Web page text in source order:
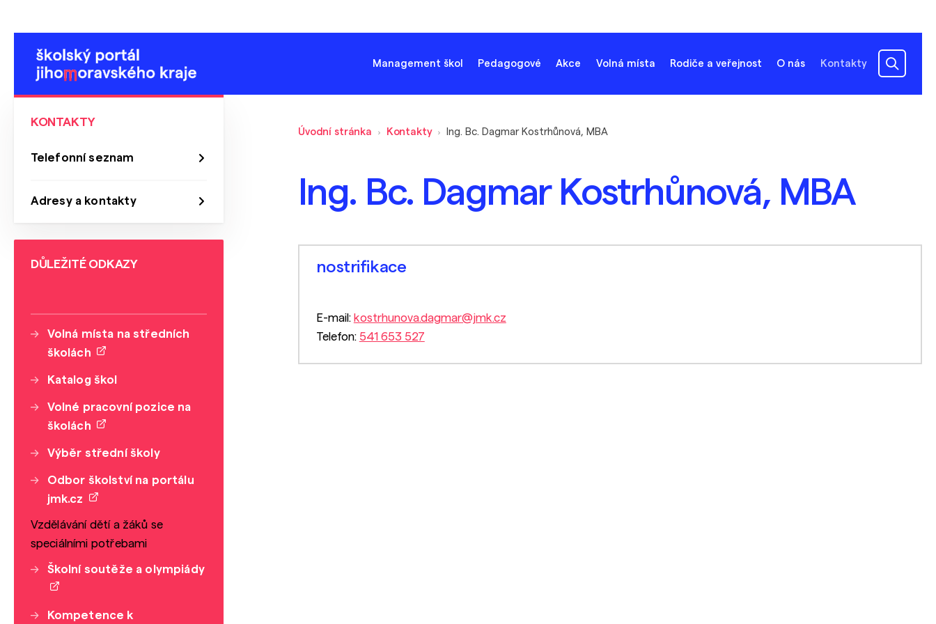
Management škol Pedagogové Akce Volná místa Rodiče a veřejnost O nás Kontakty
Úvodní stránka Kontakty Ing. Bc. Dagmar Kostrhůnová, MBA
Ing. Bc. Dagmar Kostrhůnová, MBA
nostrifikace
E-mail: kostrhunova.dagmar@jmk.cz
Telefon: 541 653 527
KONTAKTY
Telefonní seznam
Adresy a kontakty
DŮLEŽITÉ ODKAZY
Volná místa na středních
školách
Katalog škol
Volné pracovní pozice na
školách
Výběr střední školy
Odbor školství na portálu
jmk.cz
Vzdělávání dětí a žáků se
speciálními potřebami
Školní soutěže a olympiády
Kompetence k